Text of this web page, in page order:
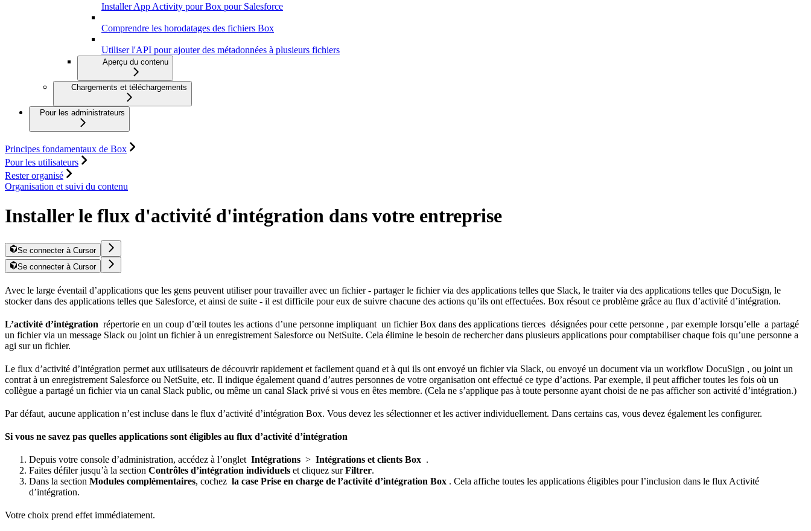
Installer App Activity pour Box pour Salesforce
Comprendre les horodatages des fichiers Box
Utiliser l'API pour ajouter des métadonnées à plusieurs fichiers
Aperçu du contenu
Chargements et téléchargements
Pour les administrateurs
Principes fondamentaux de Box
Pour les utilisateurs
Rester organisé
Organisation et suivi du contenu
Installer le flux d'activité d'intégration dans votre entreprise
Se connecter à Cursor
Se connecter à Cursor
Avec le large éventail d’applications que les gens peuvent utiliser pour travailler avec un fichier - partager le fichier via des applications telles que Slack, le traiter via des applications telles que DocuSign, le
stocker dans des applications telles que Salesforce, et ainsi de suite - il est difficile pour eux de suivre chacune des actions qu’ils ont effectuées. Box résout ce problème grâce au flux d’activité d’intégration.
L’activité d’intégration répertorie en un coup d’œil toutes les actions d’une personne impliquant un fichier Box dans des applications tierces désignées pour cette personne , par exemple lorsqu’elle a partagé
un fichier via un message Slack ou joint un fichier à un enregistrement Salesforce ou NetSuite. Cela élimine le besoin de rechercher dans plusieurs applications pour comptabiliser chaque fois qu’une personne a
agi sur un fichier.
Le flux d’activité d’intégration permet aux utilisateurs de découvrir rapidement et facilement quand et à qui ils ont envoyé un fichier via Slack, ou envoyé un document via un workflow DocuSign , ou joint un
contrat à un enregistrement Salesforce ou NetSuite, etc. Il indique également quand d’autres personnes de votre organisation ont effectué ce type d’actions. Par exemple, il peut afficher toutes les fois où un
collègue a partagé un fichier via un canal Slack public, ou même un canal Slack privé si vous en êtes membre. (Cela ne s’applique pas à toute personne ayant choisi de ne pas afficher son activité d’intégration.)
Par défaut, aucune application n’est incluse dans le flux d’activité d’intégration Box. Vous devez les sélectionner et les activer individuellement. Dans certains cas, vous devez également les configurer.
Si vous ne savez pas quelles applications sont éligibles au flux d’activité d’intégration
Depuis votre console d’administration, accédez à l’onglet Intégrations > Intégrations et clients Box .
Faites défiler jusqu’à la section Contrôles d’intégration individuels et cliquez surFiltrer.
Dans la section Modules complémentaires, cochez la case Prise en charge de l’activité d’intégration Box . Cela affiche toutes les applications éligibles pour l’inclusion dans le flux Activité
d’intégration.
Votre choix prend effet immédiatement.